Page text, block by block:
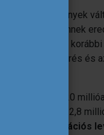
igények
fogadtak el, ennek
kínál a
az elismerés
átlagosan 20
idén már 2,8
motivációs